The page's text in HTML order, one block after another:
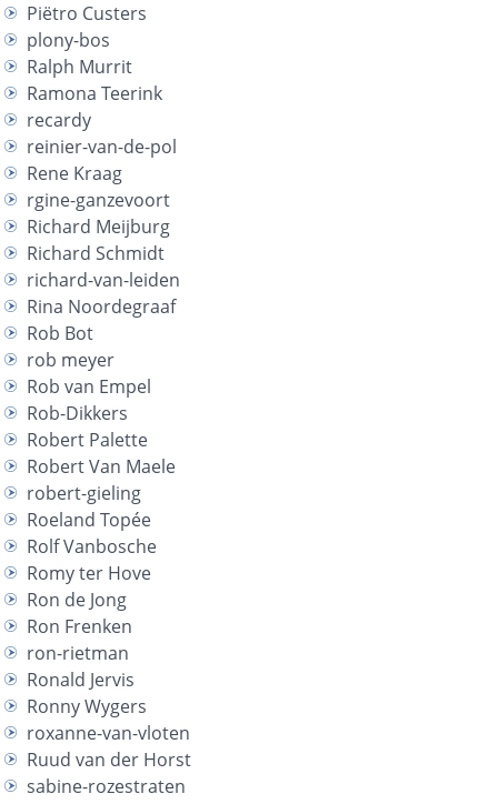
Piëtro Custers
plony-bos
Ralph Murrit
Ramona Teerink
recardy
reinier-van-de-pol
Rene Kraag
rgine-ganzevoort
Richard Meijburg
Richard Schmidt
richard-van-leiden
Rina Noordegraaf
Rob Bot
rob meyer
Rob van Empel
Rob-Dikkers
Robert Palette
Robert Van Maele
robert-gieling
Roeland Topée
Rolf Vanbosche
Romy ter Hove
Ron de Jong
Ron Frenken
ron-rietman
Ronald Jervis
Ronny Wygers
roxanne-van-vloten
Ruud van der Horst
sabine-rozestraten